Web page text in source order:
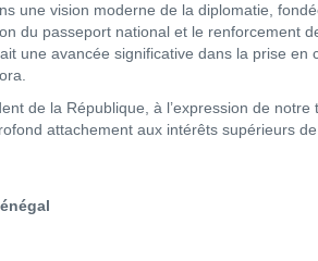
une vision moderne de la diplomatie,
du passeport national et le renforcement
une avancée significative dans la prise en
de la République, à l’expression de notre
attachement aux intérêts supérieurs